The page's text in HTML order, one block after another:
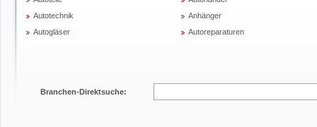
Autotechnik
Autogläser
Anhänger
Autoreparaturen
Branchen-Direktsuche: